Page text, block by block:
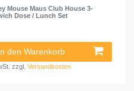
Mouse Maus Club House 3-
Dose / Lunch Set
den Warenkorb
zzgl.Versandkosten